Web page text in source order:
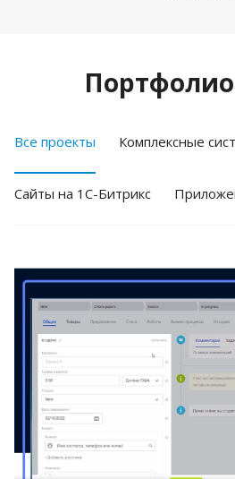
Все проекты Комплексные
Cайты на 1С-Битрикс
Смотреть проект